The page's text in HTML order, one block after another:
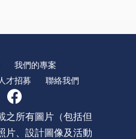
我們的專案
才招募 聯絡我們
之所有圖片（包括但
片、設計圖像及活動